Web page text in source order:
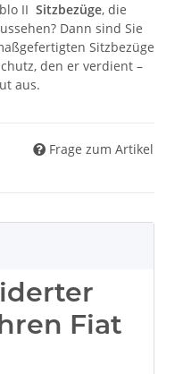
II Sitzbezüge, die
Dann sind Sie
Sitzbezüge
den er verdient –
aus.
Frage zum Artikel
Fiat